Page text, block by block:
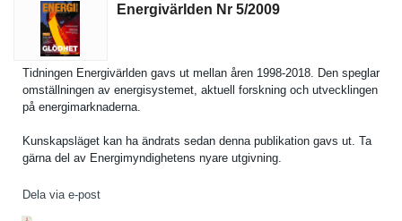
Energivärlden Nr 5/​2009
Tidningen Energivärl­den gavs ut mellan åren 1998-2018. Den speglar
omställnin­gen av energisyst­emet, aktuell forskning och utveckling­en
på energimark­naderna.
Kunskapslä­get kan ha ändrats sedan denna publikatio­n gavs ut. Ta
gärna del av Energimynd­ighetens nyare utgivning.
Dela via e-post